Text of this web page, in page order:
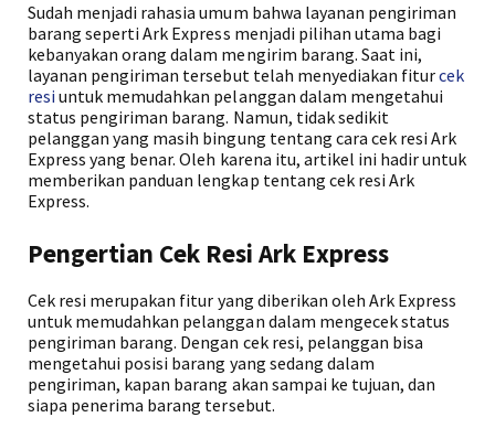
Sudah menjadi rahasia umum bahwa layanan pengiriman
barang seperti Ark Express menjadi pilihan utama bagi
kebanyakan orang dalam mengirim barang. Saat ini,
layanan pengiriman tersebut telah menyediakan fiturcek
resi untuk memudahkan pelanggan dalam mengetahui
status pengiriman barang. Namun, tidak sedikit
pelanggan yang masih bingung tentang cara cek resi Ark
Express yang benar. Oleh karena itu, artikel ini hadir untuk
memberikan panduan lengkap tentang cek resi Ark
Express.
Pengertian Cek Resi Ark Express
Cek resi merupakan fitur yang diberikan oleh Ark Express
untuk memudahkan pelanggan dalam mengecek status
pengiriman barang. Dengan cek resi, pelanggan bisa
mengetahui posisi barang yang sedang dalam
pengiriman, kapan barang akan sampai ke tujuan, dan
siapa penerima barang tersebut.